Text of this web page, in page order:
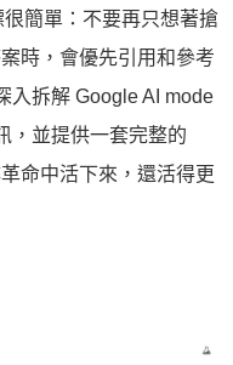
簡單：不要再只想著搶
時，會優先引用和參考
入拆解 Google AI mode
，並提供一套完整的
命中活下來，還活得更